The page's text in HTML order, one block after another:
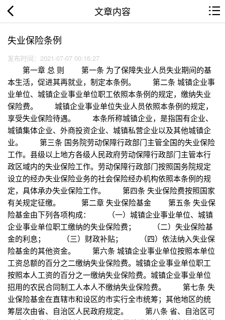
文章内容
失业保险条例
发布时间：2021-07-07 00:16:27
第一章 总 则 第一条 为了保障失业人员失业期间的基
本生活，促进其再就业，制定本条例。 第二条 城镇企业事
业单位、城镇企业事业单位职工依照本条例的规定，缴纳失业
保险费。 城镇企业事业单位失业人员依照本条例的规定，
享受失业保险待遇。 本条所称城镇企业，是指国有企业、
城镇集体企业、外商投资企业、城镇私营企业以及其他城镇企
业。 第三条 国务院劳动保障行政部门主管全国的失业保险
工作。县级以上地方各级人民政府劳动保障行政部门主管本行
政区域内的失业保险工作。劳动保障行政部门按照国务院规定
设立的经办失业保险业务的社会保险经办机构依照本条例的规
定，具体承办失业保险工作。 第四条 失业保险费按照国家
有关规定征缴。 第二章 失业保险基金 第五条 失业保
险基金由下列各项构成： （一）城镇企业事业单位、城镇
企业事业单位职工缴纳的失业保险费； （二）失业保险基
金的利息； （三）财政补贴； （四）依法纳入失业保
险基金的其他资金。 第六条 城镇企业事业单位按照本单位
工资总额的百分之二缴纳失业保险费。城镇企业事业单位职工
按照本人工资的百分之一缴纳失业保险费。城镇企业事业单位
招用的农民合同制工人本人不缴纳失业保险费。 第七条 失
业保险基金在直辖市和设区的市实行全市统筹；其他地区的统
筹层次由省、自治区人民政府规定。 第八条 省、自治区可